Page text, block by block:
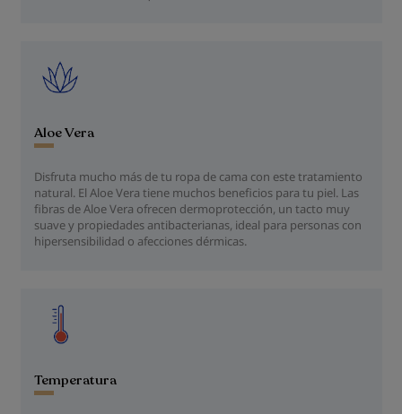
Aloe Vera
Disfruta mucho más de tu ropa de cama con este tratamiento
natural. El Aloe Vera tiene muchos beneficios para tu piel. Las
fibras de Aloe Vera ofrecen dermoprotección, un tacto muy
suave y propiedades antibacterianas, ideal para personas con
hipersensibilidad o afecciones dérmicas.
Temperatura